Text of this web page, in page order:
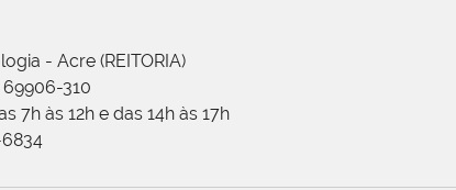
- Acre (REITORIA)
310
7h às 12h e das 14h às 17h